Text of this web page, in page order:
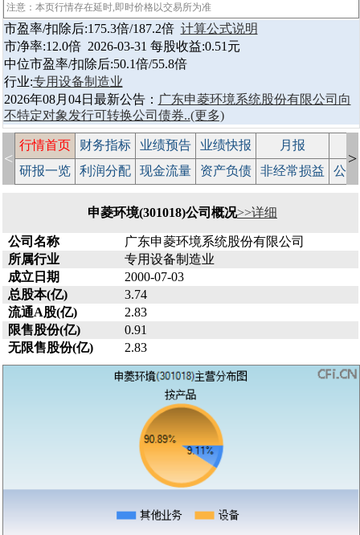
注意：本页行情存在延时,即时价格以交易所为准
市盈率/扣除后:175.3倍/187.2倍 计算公式说明
市净率:12.0倍 2026-03-31 每股收益:0.51元
中位市盈率/扣除后:50.1倍/55.8倍
行业:专用设备制造业
2026年08月04日最新公告： 广东申菱环境系统股份有限公司向
不特定对象发行可转换公司债券..(更多)
<
行情首页 财务指标 业绩预告 业绩快报 月报
研报一览
利润分配 现金流量 资产负债 非经常损益 公
>
申菱环境(301018)公司概况>>详细
公司名称
广东申菱环境系统股份有限公司
所属行业
专用设备制造业
成立日期
2000-07-03
总股本(亿)
3.74
流通A股(亿)
2.83
限售股份(亿)
0.91
无限售股份(亿)
2.83